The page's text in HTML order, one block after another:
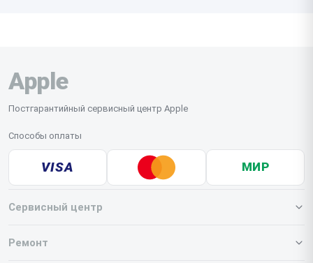
Apple
Постгарантийный сервисный центр Apple
Способы оплаты
VISA МИР
Сервисный центр
О нашем сервисе
Ремонт